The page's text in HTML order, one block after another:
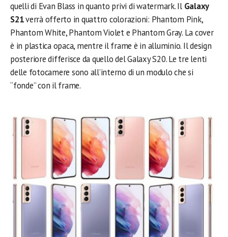
quelli di Evan Blass in quanto privi di watermark. Il Galaxy
S21verrà offerto in quattro colorazioni: Phantom Pink,
Phantom White, Phantom Violet e Phantom Gray. La cover
è in plastica opaca, mentre il frame è in alluminio. Il design
posteriore differisce da quello del Galaxy S20. Le tre lenti
delle fotocamere sono all’interno di un modulo che si
“fonde” con il frame.